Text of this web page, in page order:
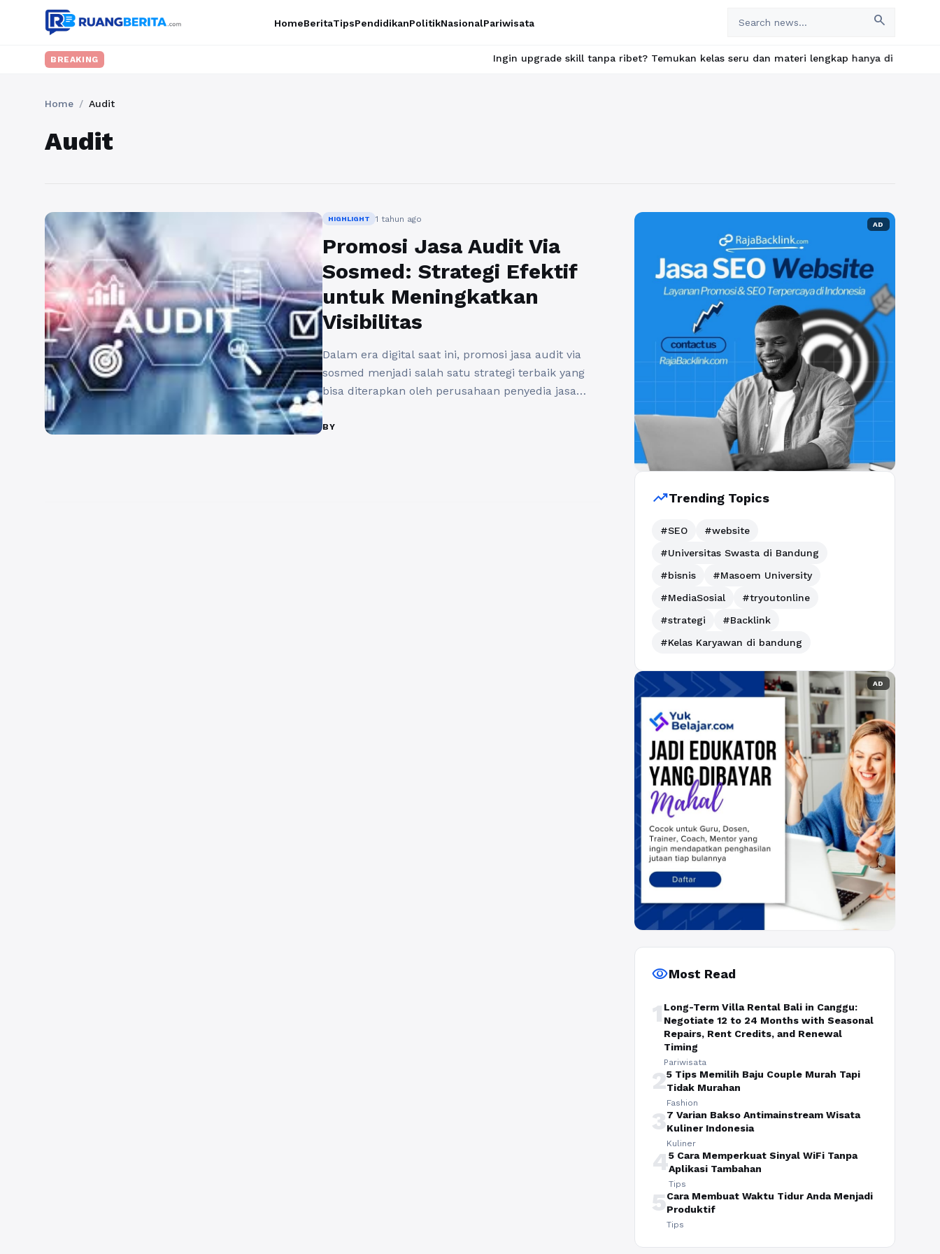
HomeBeritaTipsPendidikanPolitikNasionalPariwisata search
BREAKING Ingin upgrade skill tanpa ribet? Temukan kelas seru dan materi lengkap hanya di YukBelajar.com.
Home / Audit
Audit
HIGHLIGHT 1 tahun ago
Promosi Jasa Audit Via
Sosmed: Strategi Efektif
untuk Meningkatkan
Visibilitas
Dalam era digital saat ini, promosi jasa audit via
sosmed menjadi salah satu strategi terbaik yang
bisa diterapkan oleh perusahaan penyedia jasa
sosial yang populer, mereka dapat menjangkau
BY
AD
trending_upTrending Topics
#SEO
#website
#Universitas Swasta di Bandung
#bisnis
#Masoem University
#MediaSosial
#tryoutonline
#strategi
#Backlink
#Kelas Karyawan di bandung
AD
visibilityMost Read
1 Long-Term Villa Rental Bali in Canggu:
Negotiate 12 to 24 Months with Seasonal
Repairs, Rent Credits, and Renewal
Timing
Pariwisata
25 Tips Memilih Baju Couple Murah Tapi
Tidak Murahan
Fashion
37 Varian Bakso Antimainstream Wisata
Kuliner Indonesia
Kuliner
45 Cara Memperkuat Sinyal WiFi Tanpa
Aplikasi Tambahan
Tips
5Cara Membuat Waktu Tidur Anda Menjadi
Produktif
Tips